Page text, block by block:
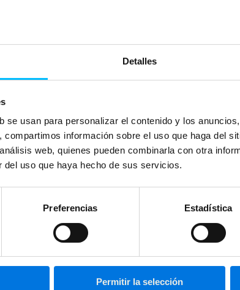
Detalles
se usan para personalizar el contenido y los
compartimos información sobre el uso que haga del
web, quienes pueden combinarla con otra
del uso que haya hecho de sus servicios.
Preferencias Estadística
Permitir la selección
nuestros informes de datos y posteriormente
pero es un
y una vez importados los datos ya podemos
plantillas de la comunidad
fácilmente desde el menú de
cuenta de Power BI.
el informe recién creado y podrás visualizarlo, editarlo o